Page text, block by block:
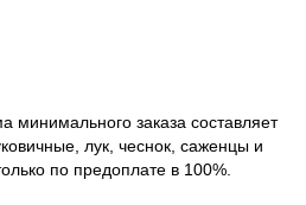
заказа составляет
лук, чеснок, саженцы и
по предоплате в 100%.